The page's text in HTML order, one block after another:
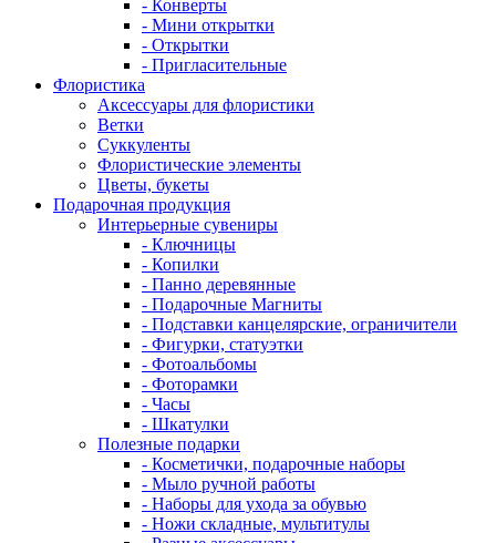
- Конверты
- Мини открытки
- Открытки
- Пригласительные
Флористика
Аксессуары для флористики
Ветки
Суккуленты
Флористические элементы
Цветы, букеты
Подарочная продукция
Интерьерные сувениры
- Ключницы
- Копилки
- Панно деревянные
- Подарочные Магниты
- Подставки канцелярские, ограничители
- Фигурки, статуэтки
- Фотоальбомы
- Фоторамки
- Часы
- Шкатулки
Полезные подарки
- Косметички, подарочные наборы
- Мыло ручной работы
- Наборы для ухода за обувью
- Ножи складные, мультитулы